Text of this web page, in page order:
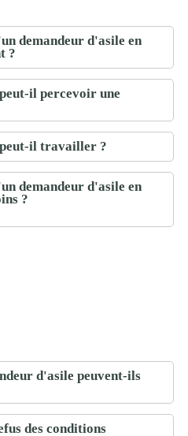
demandeur d'asile en
?
il percevoir une
il travailler ?
demandeur d'asile en
?
d'asile peuvent-ils
des conditions